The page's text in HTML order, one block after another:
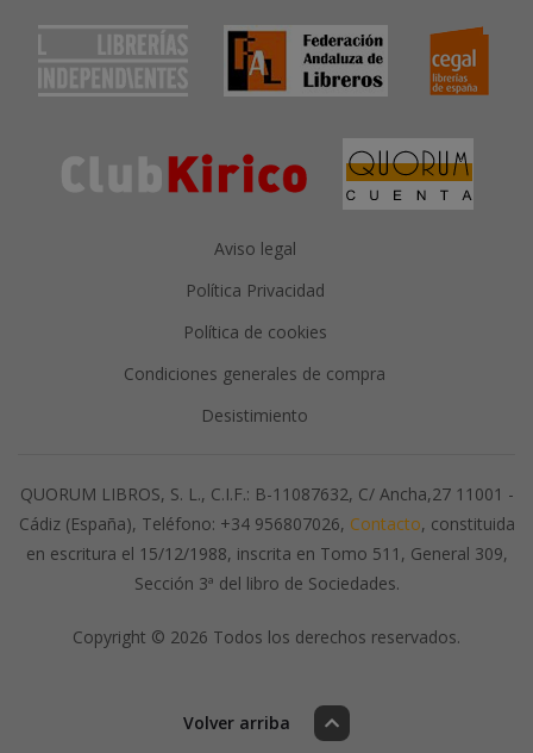
Aviso legal
Política Privacidad
Política de cookies
Condiciones generales de compra
Desistimiento
QUORUM LIBROS, S. L., C.I.F.: B-11087632, C/ Ancha,27 11001 -
Cádiz (España), Teléfono: +34 956807026, Contacto, constituida
en escritura el 15/12/1988, inscrita en Tomo 511, General 309,
Sección 3ª del libro de Sociedades.
Copyright © 2026 Todos los derechos reservados.
Volver arriba